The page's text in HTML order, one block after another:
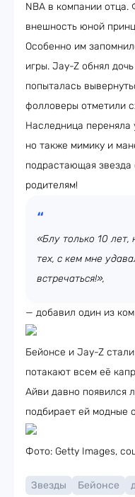
NBA в компании
внешность юной
Особенно им
игры. Jay-Z обнял
попыталась
фолловеры отметили
Наследница переняла
но также мимику и
подрастающая
родителям!
«Блу только 10
тех, с кем мне
встречаться!»,
— добавил один из
Бейонсе и Jay-Z
потакают всем её
Айви давно появился
подбирает ей модные
Фото: Getty Images,
Звезды Бейонсе